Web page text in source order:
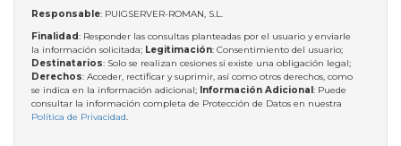
Responsable: PUIGSERVER-ROMAN, S.L.
Finalidad: Responder las consultas planteadas por el usuario y enviarle
la información solicitada; Legitimación: Consentimiento del usuario;
Destinatarios: Solo se realizan cesiones si existe una obligación legal;
Derechos: Acceder, rectificar y suprimir, así como otros derechos, como
se indica en la información adicional; Información Adicional: Puede
consultar la información completa de Protección de Datos en nuestra
Política de Privacidad.